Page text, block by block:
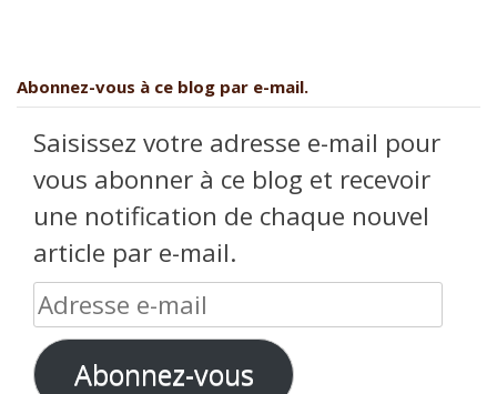
Abonnez-vous à ce blog par e-mail.
Saisissez votre adresse e-mail pour
vous abonner à ce blog et recevoir
une notification de chaque nouvel
article par e-mail.
Adresse
e-
mailAbonnez-vous